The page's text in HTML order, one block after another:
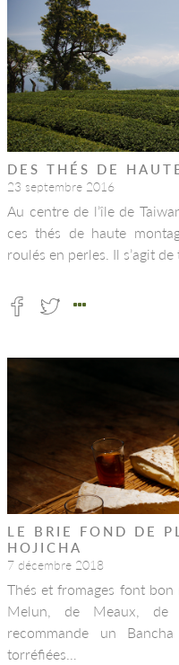
DES THÉS DE
23 septembre 2016
Au centre de l’île de
ces thés de haute
roulés en perles. Il s’agit de
LE BRIE FOND DE
HOJICHA
7 décembre 2018
Thés et fromages font bon
Melun, de Meaux,
recommande un
torréfiées…